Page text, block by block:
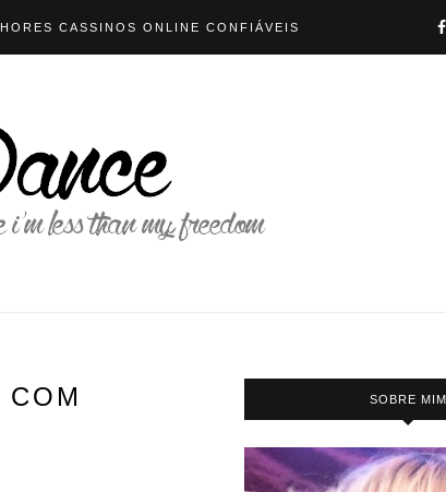
CASSINOS ONLINE CONFIÁVEIS
SOBRE MIM